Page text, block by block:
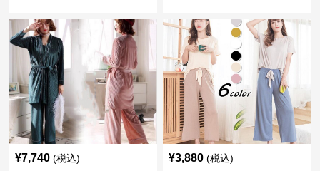
¥7,740 (税込) ¥3,880 (税込)